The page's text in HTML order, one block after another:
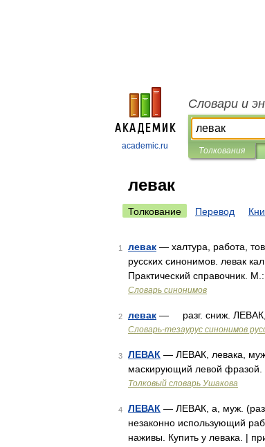
academic.ru
Словари и
Толкования
левак
Толкование Перевод
1 левак — халтура, работа,
русских синонимов. левак
Практический справочник.
Словарь синонимов
2 левак — разг. сниж. ЛЕВАК,
Словарь-тезаурус синонимов
3 ЛЕВАК — ЛЕВАК, левака, муж.
маскирующий левой фразой.
Толковый словарь Ушакова
4 ЛЕВАК — ЛЕВАК, а, муж.
незаконно использующий
наживы. Купить у левака. |